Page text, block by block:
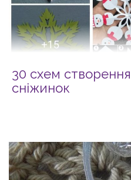
30 схем
сніжинок